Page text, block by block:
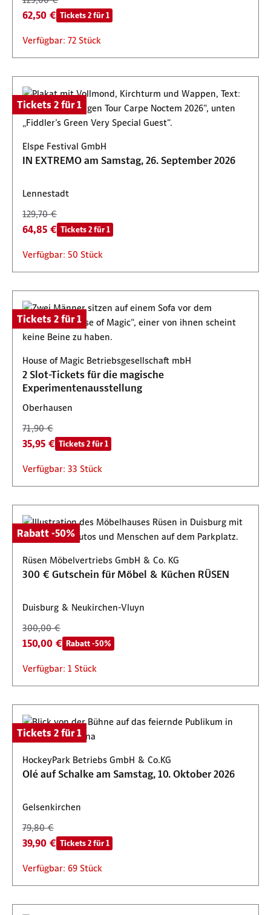
62,50 € Tickets 2 für 1
Verfügbar: 72 Stück
Tickets 2 für 1
Elspe Festival GmbH
IN EXTREMO am Samstag, 26. September 2026
Lennestadt
129,70 €
64,85 € Tickets 2 für 1
Verfügbar: 50 Stück
Tickets 2 für 1
House of Magic Betriebsgesellschaft mbH
2 Slot-Tickets für die magische
Experimentenausstellung
Oberhausen
71,90 €
35,95 € Tickets 2 für 1
Verfügbar: 33 Stück
Rabatt -50%
Rüsen Möbelvertriebs GmbH & Co. KG
300 € Gutschein für Möbel & Küchen RÜSEN
Duisburg & Neukirchen-Vluyn
300,00 €
150,00 € Rabatt -50%
Verfügbar: 1 Stück
Tickets 2 für 1
HockeyPark Betriebs GmbH & Co.KG
Olé auf Schalke am Samstag, 10. Oktober 2026
Gelsenkirchen
79,80 €
39,90 € Tickets 2 für 1
Verfügbar: 69 Stück